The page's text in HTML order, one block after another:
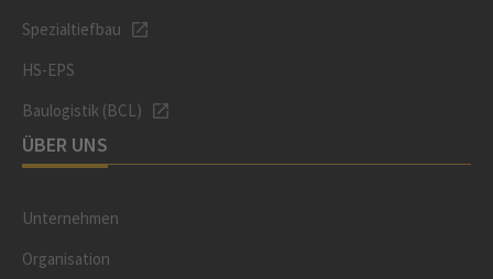
Spezialtiefbau
HS-EPS
Baulogistik (BCL)
ÜBER UNS
Unternehmen
Organisation